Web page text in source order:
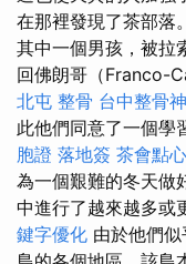
在那裡發現了茶部落
其中一個男孩，被拉
回佛朗哥（Franco-
北屯 整骨 台中整骨
此他們同意了一個學
胞證 落地簽 茶會點心
為一個艱難的冬天做
中進行了越來越多或
鍵字優化 由於他們